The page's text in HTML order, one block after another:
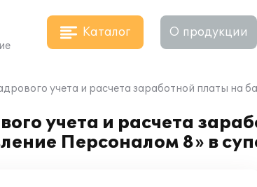
Каталог О продукции
учета и расчета заработной платы на
учета и расчета
Персоналом 8» в